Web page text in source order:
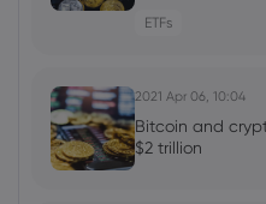
ETFs
2021 Apr 06, 10:04
Bitcoin and
$2 trillion